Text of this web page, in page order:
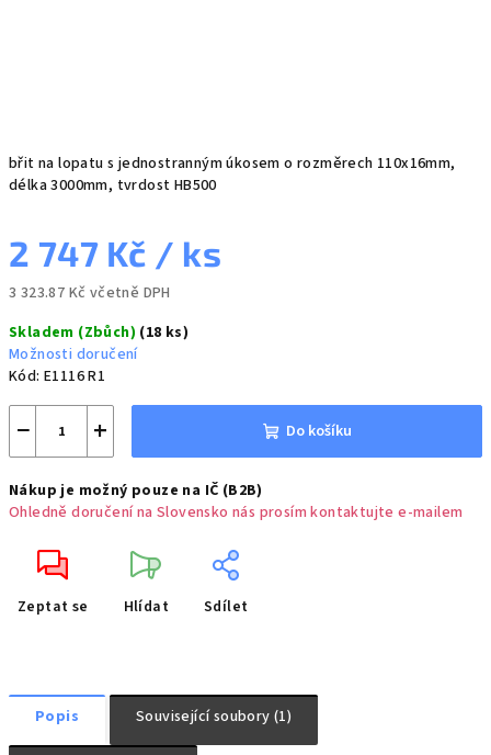
břit na lopatu s jednostranným úkosem o rozměrech 110x16mm,
délka 3000mm, tvrdost HB500
2 747 Kč / ks
3 323.87 Kč včetně DPH
cena:
Skladem (Zbůch) (18 ks)
Možnosti doručení
Kód: E1116 R1
+
− Do košíku
Nákup je možný pouze na IČ (B2B)
Ohledně doručení na Slovensko nás prosím kontaktujte e-mailem
Zeptat se Hlídat Sdílet
Popis Související soubory (1)